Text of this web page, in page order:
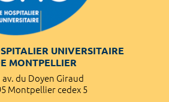
UNIVERSITAIRE
MONTPELLIER
av. du Doyen Giraud
Montpellier cedex 5